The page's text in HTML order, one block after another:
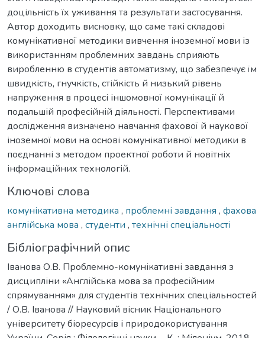
доцільність їх уживання та результати застосування.
Автор доходить висновку, що саме такі складові
комунікативної методики вивчення іноземної мови із
використанням проблемних завдань сприяють
виробленню в студентів автоматизму, що забезпечує їм
швидкість, гнучкість, стійкість й низький рівень
напруження в процесі іншомовної комунікації й
подальшій професійній діяльності. Перспективами
дослідження визначено навчання фахової й наукової
іноземної мови на основі комунікативної методики в
поєднанні з методом проектної роботи й новітніх
інформаційних технологій.
Ключові слова
комунікативна методика , проблемні завдання , фахова
англійська мова , студенти , технічні спеціальності
Бібліографічний опис
Іванова О.В. Проблемно-комунікативні завдання з
дисципліни «Англійська мова за професійним
спрямуванням» для студентів технічних спеціальностей
/ О.В. Іванова // Науковий вісник Національного
університету біоресурсів і природокористування